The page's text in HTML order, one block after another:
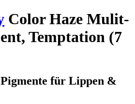
Color Haze Mulit-
Temptation (7
für Lippen &